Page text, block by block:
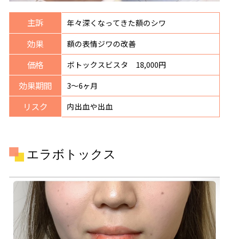
主訴 年々深くなってきた額のシワ
効果 額の表情ジワの改善
価格 ボトックスビスタ 18,000円
効果期間 3〜6ヶ月
リスク 内出血や出血
エラボトックス